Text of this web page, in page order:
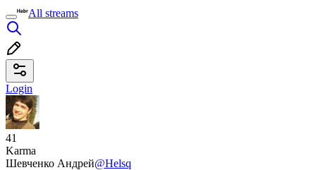
All streams
Login
41
Karma
Шевченко Андрей@Helsq